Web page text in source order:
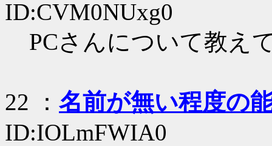
ID:CVM0NUxg0
PCさんについて教え
22 ： 名前が無い程度の
ID:IOLmFWIA0